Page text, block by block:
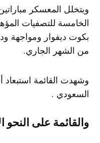
ويتخلل المعسكر
من الشهر الجاري.
وشهدت القائمة
السعودي .
والقائمة على النحو